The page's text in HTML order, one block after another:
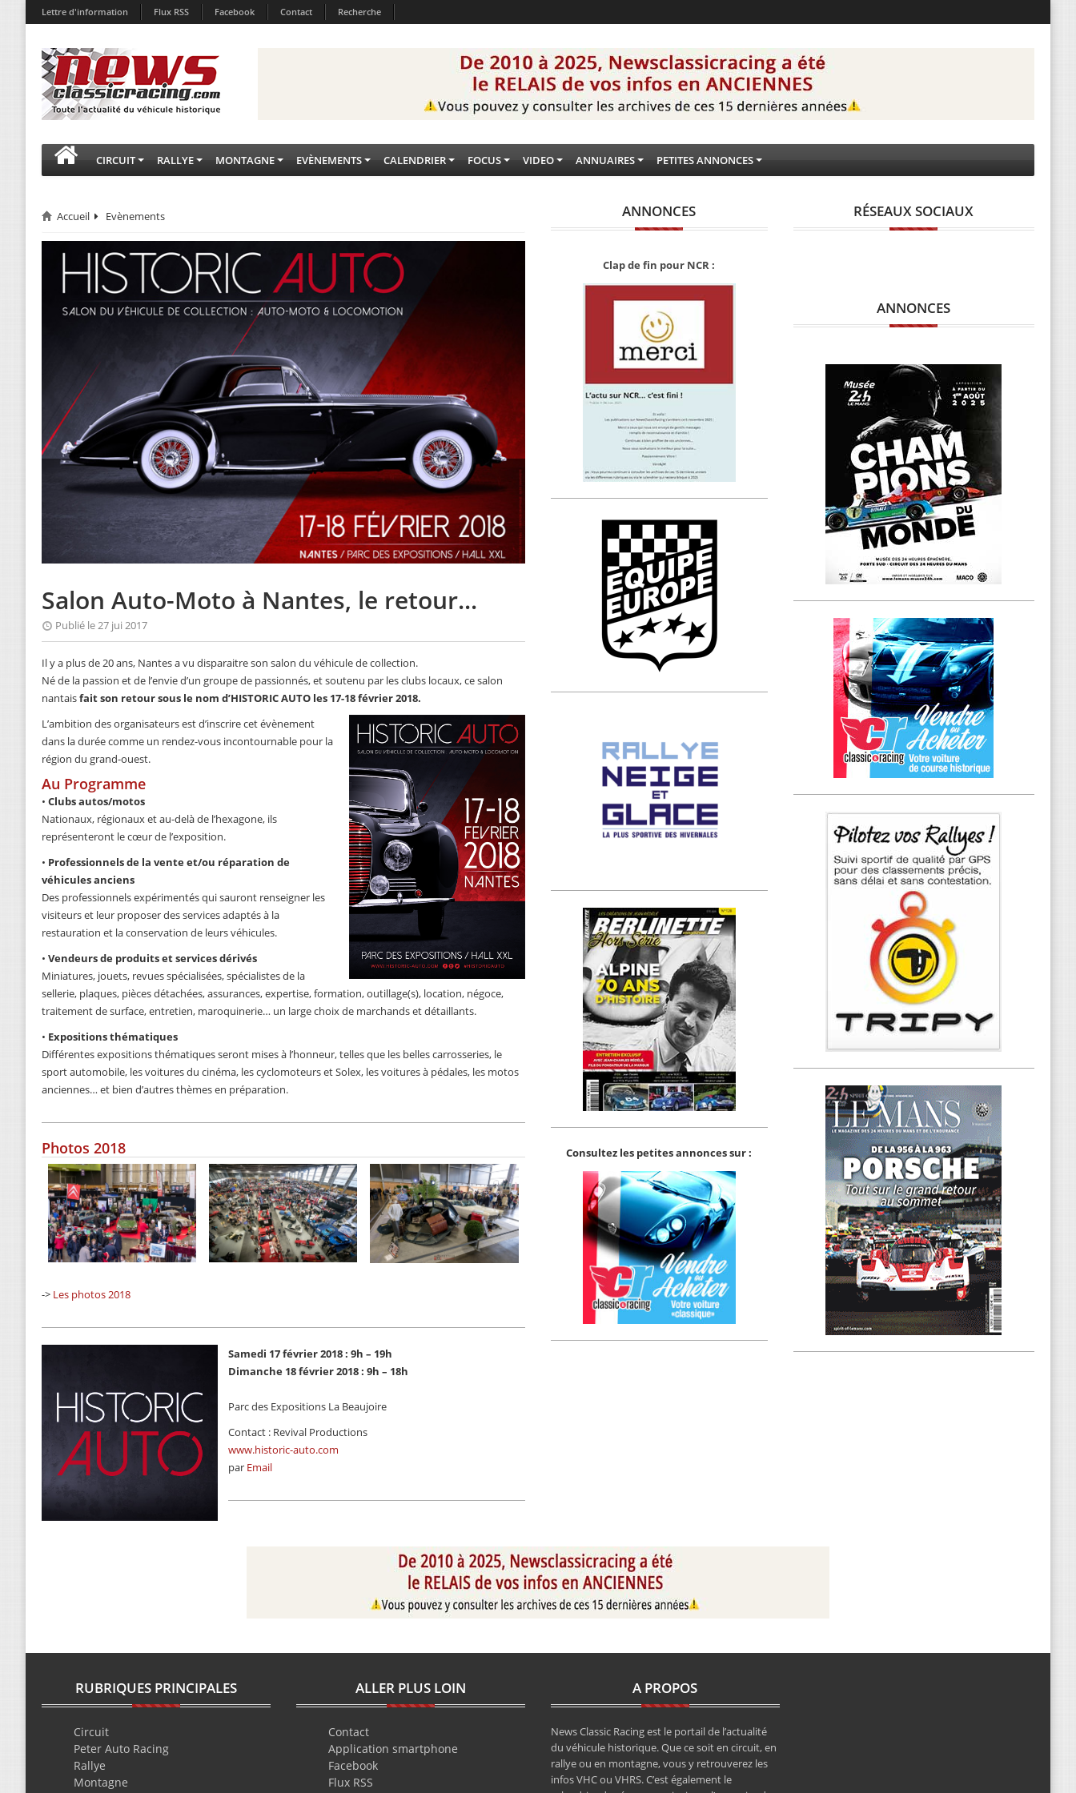
Lettre d'information Flux RSS Facebook Contact Recherche
CIRCUIT RALLYE MONTAGNE EVÈNEMENTS CALENDRIER FOCUS VIDEO ANNUAIRES PETITES ANNONCES
Accueil Evènements
Salon Auto-Moto à Nantes, le retour...
Publié le 27 jui 2017
Il y a plus de 20 ans, Nantes a vu disparaitre son salon du véhicule de collection.
Né de la passion et de l’envie d’un groupe de passionnés, et soutenu par les clubs locaux, ce salon
nantaisfait son retour sous le nom d’HISTORIC AUTO les 17-18 février 2018.
L’ambition des organisateurs est d’inscrire cet évènement
dans la durée comme un rendez-vous incontournable pour la
région du grand-ouest.
Au Programme
• Clubs autos/motos
Nationaux, régionaux et au-delà de l’hexagone, ils
représenteront le cœur de l’exposition.
• Professionnels de la vente et/ou réparation de
véhicules anciens
Des professionnels expérimentés qui sauront renseigner les
visiteurs et leur proposer des services adaptés à la
restauration et la conservation de leurs véhicules.
• Vendeurs de produits et services dérivés
Miniatures, jouets, revues spécialisées, spécialistes de la
sellerie, plaques, pièces détachées, assurances, expertise, formation, outillage(s), location, négoce,
traitement de surface, entretien, maroquinerie… un large choix de marchands et détaillants.
• Expositions thématiques
Différentes expositions thématiques seront mises à l’honneur, telles que les belles carrosseries, le
sport automobile, les voitures du cinéma, les cyclomoteurs et Solex, les voitures à pédales, les motos
anciennes… et bien d’autres thèmes en préparation.
Photos 2018
-> Les photos 2018
Samedi 17 février 2018 : 9h – 19h
Dimanche 18 février 2018 : 9h – 18h
Parc des Expositions La Beaujoire
Contact : Revival Productions
www.historic-auto.com
par Email
ANNONCES
Clap de fin pour NCR :
Consultez les petites annonces sur :
RÉSEAUX SOCIAUX
ANNONCES
RUBRIQUES PRINCIPALES
Circuit
Peter Auto Racing
Rallye
Montagne
ALLER PLUS LOIN
Contact
Application smartphone
Facebook
Flux RSS
A PROPOS
News Classic Racing est le portail de l’actualité
du véhicule historique. Que ce soit en circuit, en
rallye ou en montagne, vous y retrouverez les
infos VHC ou VHRS. C’est également le